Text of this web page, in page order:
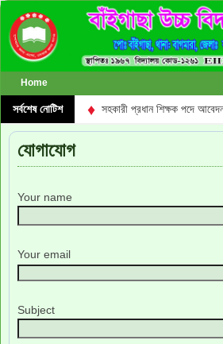
Home
সর্বশেষ নোটিশ
প্রকাশ… ♦ সহকারী প্রধান শিক্ষক পদে
যোগাযোগ
Your name
Your email
Subject